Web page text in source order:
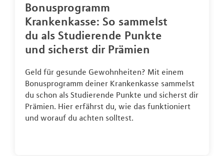
Bonusprogramm
Krankenkasse: So sammelst
du als Studierende Punkte
und sicherst dir Prämien
Geld für gesunde Gewohnheiten? Mit einem
Bonusprogramm deiner Krankenkasse sammelst
du schon als Studierende Punkte und sicherst dir
Prämien. Hier erfährst du, wie das funktioniert
und worauf du achten solltest.